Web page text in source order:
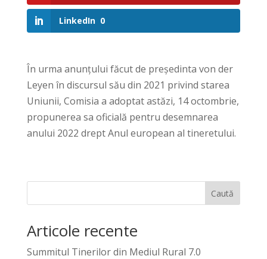
LinkedIn 0
În urma anunțului făcut de președinta von der
Leyen în discursul său din 2021 privind starea
Uniunii, Comisia a adoptat astăzi, 14 octombrie,
propunerea sa oficială pentru desemnarea
anului 2022 drept Anul european al tineretului.
Caută
Articole recente
Summitul Tinerilor din Mediul Rural 7.0